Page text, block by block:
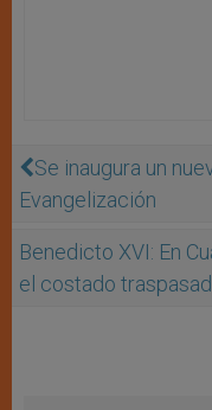
Se inaugura un
Evangelización
Benedicto XVI: En
el costado